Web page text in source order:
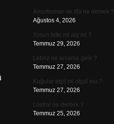
Amortisman ve itfa ne demek ?
Ağustos 4, 2026
Yosun bitki mi alg mi ?
Temmuz 29, 2026
Lebriz ne anlama gelir ?
Temmuz 27, 2026
Kuğular etçil mi otçul mu ?
Temmuz 27, 2026
Lustral ne demek ?
Temmuz 25, 2026